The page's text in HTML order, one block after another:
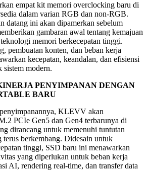
empat kit memori overclocking baru di
dalam varian RGB dan non-RGB.
datang ini akan dipamerkan sebelum
gambaran awal tentang kemajuan
memori berkecepatan tinggi.
pembuatan konten, dan beban kerja
kecepatan, keandalan, dan efisiensi
modern.
PENYIMPANAN DENGAN
BARU
KLEVV akan
PCIe Gen5 dan Gen4 terbarunya di
dirancang untuk memenuhi tuntutan
terus berkembang. Didesain untuk
tinggi, SSD baru ini menawarkan
yang diperlukan untuk beban kerja
AI, rendering real-time, dan transfer data